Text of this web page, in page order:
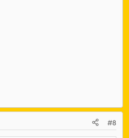
#8